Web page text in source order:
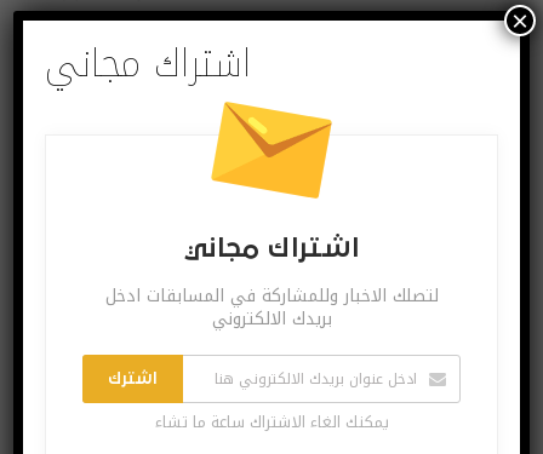
شروحات
ومشاركته على الإنترنت
سواء كنت تلعب عادة مع
فأنت ستحتاج في مرّة من
المرّات لأن تقوم بتسجيل
الـGameplay الخاص بك
اشتراك مجاني
اشتراك مجاني
لتصلك الاخبار وللمشاركة في المسابقات ادخل
بريدك الالكتروني
اشترك
يمكنك الغاء الاشتراك ساعة ما تشاء
×